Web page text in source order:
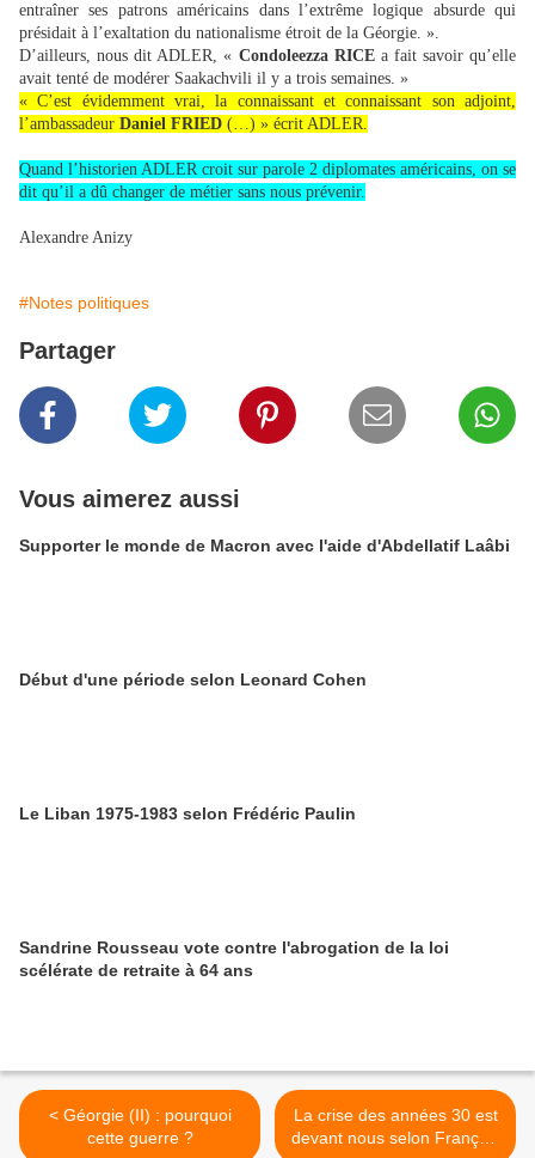
entraîner ses patrons américains dans l’extrême logique absurde qui
présidait à l’exaltation du nationalisme étroit de la Géorgie. ».
D’ailleurs, nous dit ADLER, « Condoleezza RICEa fait savoir qu’elle
avait tenté de modérer Saakachvili il y a trois semaines. »
« C’est évidemment vrai, la connaissant et connaissant son adjoint,
l’ambassadeur Daniel FRIED (…) » écrit ADLER.
Quand l’historien ADLER croit sur parole 2 diplomates américains, on se
dit qu’il a dû changer de métier sans nous prévenir.
Alexandre Anizy
#Notes politiques
Partager
Vous aimerez aussi
Supporter le monde de Macron avec l'aide d'Abdellatif Laâbi
Début d'une période selon Leonard Cohen
Le Liban 1975-1983 selon Frédéric Paulin
Sandrine Rousseau vote contre l'abrogation de la loi
scélérate de retraite à 64 ans
< Géorgie (II) : pourquoi
cette guerre ?
La crise des années 30 est
devant nous selon François